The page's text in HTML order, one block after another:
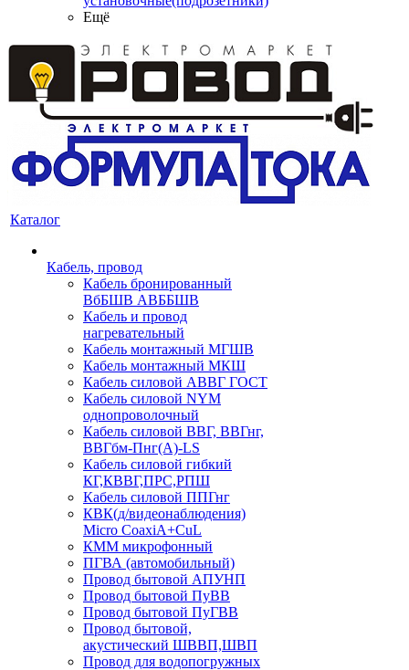
Ещё
Каталог
Кабель, провод
Кабель бронированный
ВбБШВ АВББШВ
Кабель и провод
нагревательный
Кабель монтажный МГШВ
Кабель монтажный МКШ
Кабель силовой АВВГ ГОСТ
Кабель силовой NYM
однопроволочный
Кабель силовой ВВГ, ВВГнг,
ВВГбм-Пнг(А)-LS
Кабель силовой гибкий
КГ,КВВГ,ПРС,РПШ
Кабель силовой ППГнг
КВК(д/видеонаблюдения)
Micro CoaxiA+CuL
КММ микрофонный
ПГВА (автомобильный)
Провод бытовой АПУНП
Провод бытовой ПуВВ
Провод бытовой ПуГВВ
Провод бытовой,
акустический ШВВП,ШВП
Провод для водопогружных